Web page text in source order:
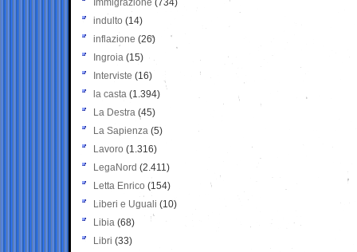
Immigrazione (734)
indulto (14)
inflazione (26)
Ingroia (15)
Interviste (16)
la casta (1.394)
La Destra (45)
La Sapienza (5)
Lavoro (1.316)
LegaNord (2.411)
Letta Enrico (154)
Liberi e Uguali (10)
Libia (68)
Libri (33)